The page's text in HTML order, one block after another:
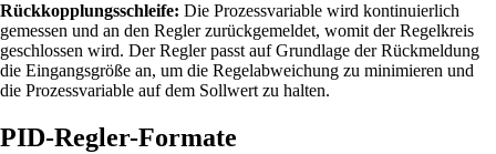
Rückkopplungsschleife: Die Prozessvariable wird kontinuierlich
gemessen und an den Regler zurückgemeldet, womit der Regelkreis
geschlossen wird. Der Regler passt auf Grundlage der Rückmeldung
die Eingangsgröße an, um die Regelabweichung zu minimieren und
die Prozessvariable auf dem Sollwert zu halten.
PID-Regler-Formate